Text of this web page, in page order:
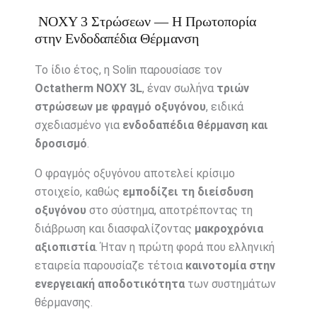
NOXY 3 Στρώσεων — Η Πρωτοπορία
στην Ενδοδαπέδια Θέρμανση
Το ίδιο έτος, η Solin παρουσίασε τον
Octatherm NOXY 3L, έναν σωλήνα τριών
στρώσεων με φραγμό οξυγόνου, ειδικά
σχεδιασμένο για ενδοδαπέδια θέρμανση και
δροσισμό.
Ο φραγμός οξυγόνου αποτελεί κρίσιμο
στοιχείο, καθώς εμποδίζει τη διείσδυση
οξυγόνουστο σύστημα, αποτρέποντας τη
διάβρωση και διασφαλίζοντας μακροχρόνια
αξιοπιστία. Ήταν η πρώτη φορά που ελληνική
εταιρεία παρουσίαζε τέτοια καινοτομία στην
ενεργειακή αποδοτικότητατων συστημάτων
θέρμανσης.